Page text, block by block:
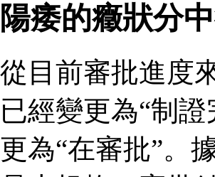
陽痿的癥狀分
從目前審批進度
已經變更為“制
更為“在審批”。